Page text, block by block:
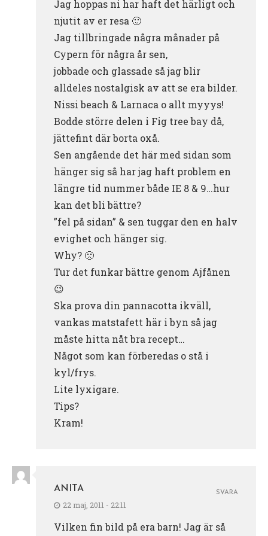
Jag hoppas ni har haft det härligt och
njutit av er resa 🙂
Jag tillbringade några månader på
Cypern för några år sen,
jobbade och glassade så jag blir
alldeles nostalgisk av att se era bilder.
Nissi beach & Larnaca o allt myyys!
Bodde större delen i Fig tree bay då,
jättefint där borta oxå.
Sen angående det här med sidan som
hänger sig så har jag haft problem en
längre tid nummer både IE 8 & 9…hur
kan det bli bättre?
”fel på sidan” & sen tuggar den en halv
evighet och hänger sig.
Why? 🙁
Tur det funkar bättre genom Ajfånen
😉
Ska prova din pannacotta ikväll,
vankas matstafett här i byn så jag
måste hitta nåt bra recept…
Något som kan förberedas o stå i
kyl/frys.
Lite lyxigare.
Tips?
Kram!
ANITA
22 maj, 2011 - 22:11
Vilken fin bild på era barn! Jag är så
SVARA